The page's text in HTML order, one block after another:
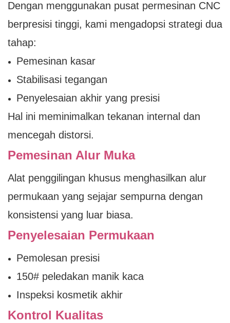
Dengan menggunakan pusat permesinan CNC
berpresisi tinggi, kami mengadopsi strategi dua
tahap:
Pemesinan kasar
Stabilisasi tegangan
Penyelesaian akhir yang presisi
Hal ini meminimalkan tekanan internal dan
mencegah distorsi.
Pemesinan Alur Muka
Alat penggilingan khusus menghasilkan alur
permukaan yang sejajar sempurna dengan
konsistensi yang luar biasa.
Penyelesaian Permukaan
Pemolesan presisi
150# peledakan manik kaca
Inspeksi kosmetik akhir
Kontrol Kualitas